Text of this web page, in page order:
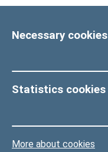
Necessary cookies
Statistics cookies
More about cookies